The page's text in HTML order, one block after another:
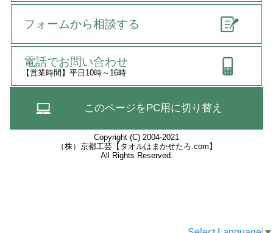
フォームから相談する
電話でお問い合わせ
【営業時間】平日10時～16時
このページをPC用に切り替え
Copyright (C) 2004-2021
（株）京都工芸【タオルはまかせたろ.com】
All Rights Reserved.